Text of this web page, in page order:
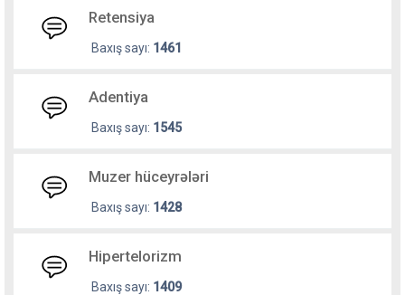
Retensiya
Baxış sayı: 1461
Adentiya
Baxış sayı: 1545
Muzer hüceyrələri
Baxış sayı: 1428
Hipertelorizm
Baxış sayı: 1409